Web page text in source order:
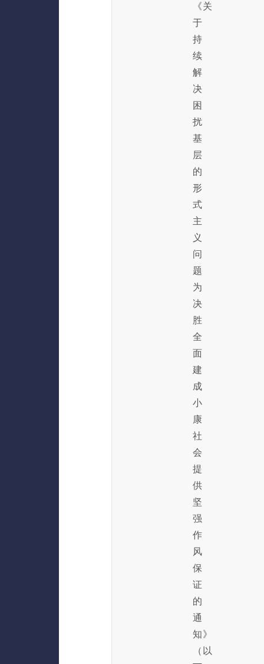
《关
于
持
续
解
决
困
扰
基
层
的
形
式
主
义
问
题
为
决
胜
全
面
建
成
小
康
社
会
提
供
坚
强
作
风
保
证
的
通
知》
（以